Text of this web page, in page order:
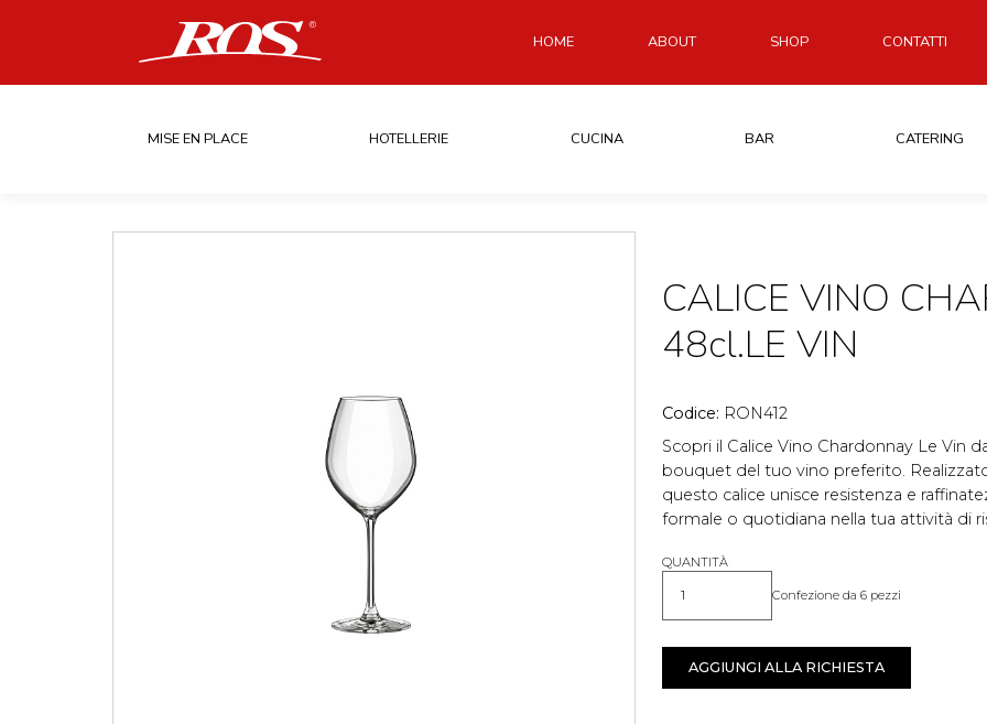
HOME ABOUT SHOP CONTATTI
MISE EN PLACE HOTELLERIE CUCINA BAR CATERING
CALICE VINO
48cl.LE VIN
Codice: RON412
Scopri il Calice Vino Chardonnay Le Vin
bouquet del tuo vino preferito.
questo calice unisce resistenza e
formale o quotidiana nella tua attività di
QUANTITÀ
Quantità Confezione da 6 pezzi
AGGIUNGI ALLA RICHIESTA